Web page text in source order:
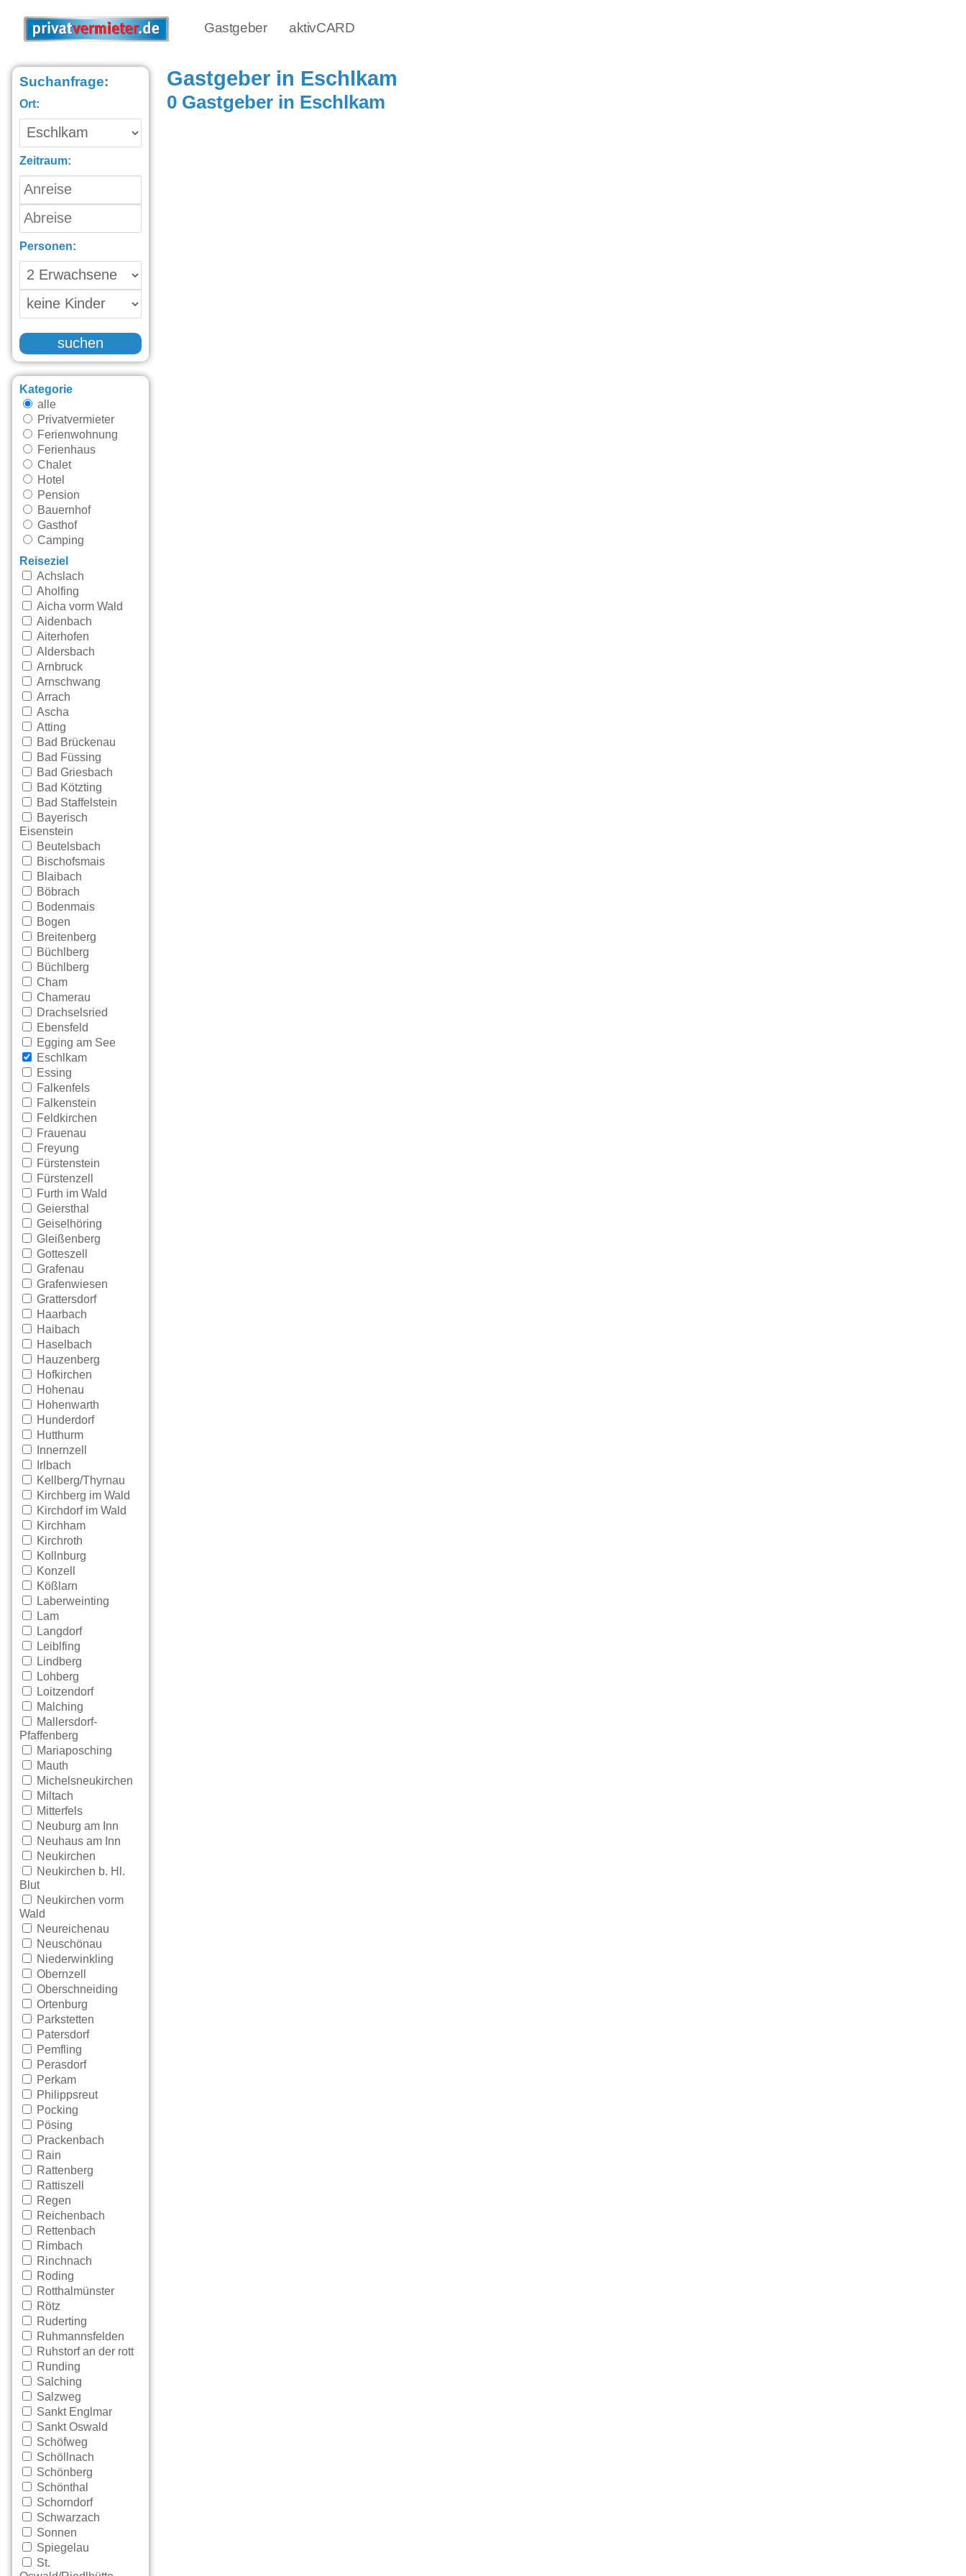
Gastgeber aktivCARD
Suchanfrage:
Ort:
Zeitraum:
Personen:
suchen
Kategorie
alle
Privatvermieter
Ferienwohnung
Ferienhaus
Chalet
Hotel
Pension
Bauernhof
Gasthof
Camping
Reiseziel
Achslach
Aholfing
Aicha vorm Wald
Aidenbach
Aiterhofen
Aldersbach
Arnbruck
Arnschwang
Arrach
Ascha
Atting
Bad Brückenau
Bad Füssing
Bad Griesbach
Bad Kötzting
Bad Staffelstein
Bayerisch
Eisenstein
Beutelsbach
Bischofsmais
Blaibach
Böbrach
Bodenmais
Bogen
Breitenberg
Büchlberg
Büchlberg
Cham
Chamerau
Drachselsried
Ebensfeld
Egging am See
Eschlkam
Essing
Falkenfels
Falkenstein
Feldkirchen
Frauenau
Freyung
Fürstenstein
Fürstenzell
Furth im Wald
Geiersthal
Geiselhöring
Gleißenberg
Gotteszell
Grafenau
Grafenwiesen
Grattersdorf
Haarbach
Haibach
Haselbach
Hauzenberg
Hofkirchen
Hohenau
Hohenwarth
Hunderdorf
Hutthurm
Innernzell
Irlbach
Kellberg/Thyrnau
Kirchberg im Wald
Kirchdorf im Wald
Kirchham
Kirchroth
Kollnburg
Konzell
Kößlarn
Laberweinting
Lam
Langdorf
Leiblfing
Lindberg
Lohberg
Loitzendorf
Malching
Mallersdorf-
Pfaffenberg
Mariaposching
Mauth
Michelsneukirchen
Miltach
Mitterfels
Neuburg am Inn
Neuhaus am Inn
Neukirchen
Neukirchen b. Hl.
Blut
Neukirchen vorm
Wald
Neureichenau
Neuschönau
Niederwinkling
Obernzell
Oberschneiding
Ortenburg
Parkstetten
Patersdorf
Pemfling
Perasdorf
Perkam
Philippsreut
Pocking
Pösing
Prackenbach
Rain
Rattenberg
Rattiszell
Regen
Reichenbach
Rettenbach
Rimbach
Rinchnach
Roding
Rotthalmünster
Rötz
Ruderting
Ruhmannsfelden
Ruhstorf an der rott
Runding
Salching
Salzweg
Sankt Englmar
Sankt Oswald
Schöfweg
Schöllnach
Schönberg
Schönthal
Schorndorf
Schwarzach
Sonnen
Spiegelau
St.
Gastgeber in Eschlkam
0 Gastgeber in Eschlkam